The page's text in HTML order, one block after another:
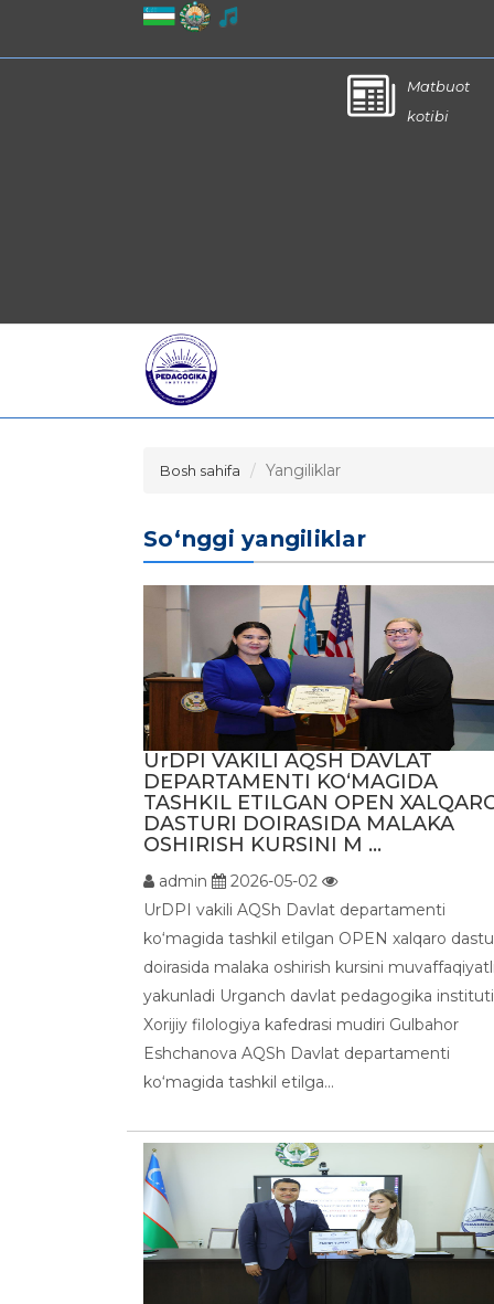
Matbuot
kotibi
Bosh sahifa Yangiliklar
So‘nggi yangiliklar
UrDPI VAKILI AQSH DAVLAT
DEPARTAMENTI KO‘MAGIDA
TASHKIL ETILGAN OPEN
DASTURI DOIRASIDA MALAKA
OSHIRISH KURSINI M ...
admin
2026-05-02
UrDPI vakili AQSh Davlat departamenti
ko‘magida tashkil etilgan OPEN xalqaro
doirasida malaka oshirish kursini
yakunladi Urganch davlat pedagogika instituti
Xorijiy filologiya kafedrasi mudiri Gulbahor
Eshchanova AQSh Davlat departamenti
ko‘magida tashkil etilga...